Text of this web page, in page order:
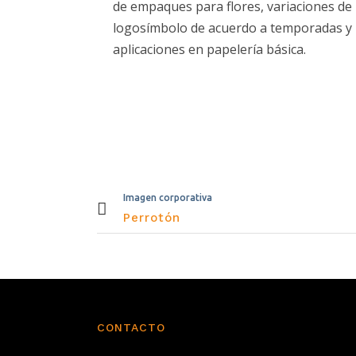
de empaques para flores, variaciones de
logosímbolo de acuerdo a temporadas y
aplicaciones en papelería básica.
Imagen corporativa
Perrotón
CONTACTO